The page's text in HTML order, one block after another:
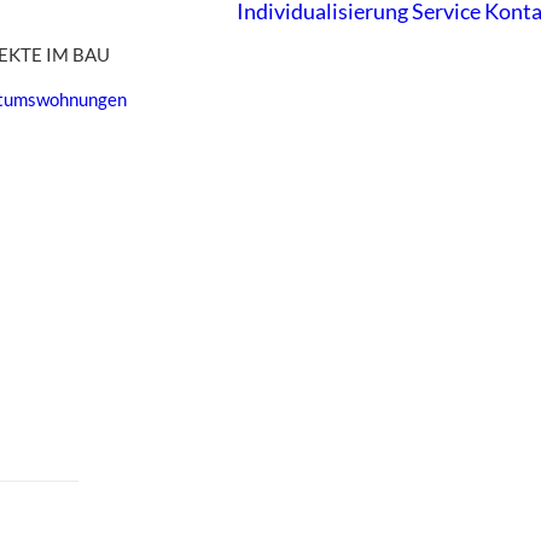
IM BAU
IndividualisierungService